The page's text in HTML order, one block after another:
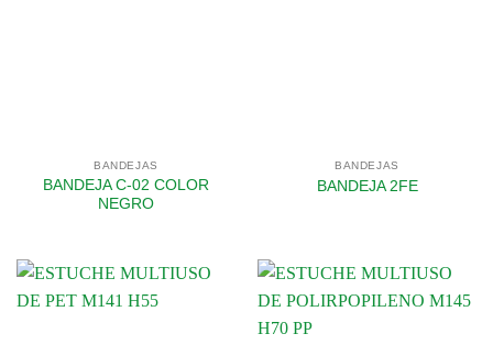
BANDEJAS
BANDEJA C-02 COLOR
NEGRO
BANDEJAS
BANDEJA 2FE